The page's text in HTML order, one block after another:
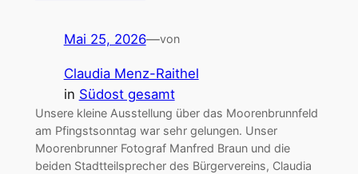
Mai 25, 2026—von
Claudia Menz-Raithel
in Südost gesamt
Unsere kleine Ausstellung über das Moorenbrunnfeld
am Pfingstsonntag war sehr gelungen. Unser
Moorenbrunner Fotograf Manfred Braun und die
beiden Stadtteilsprecher des Bürgervereins, Claudia